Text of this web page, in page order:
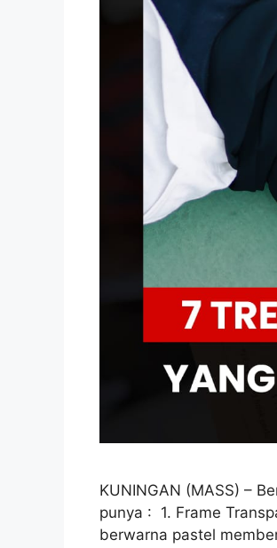
KUNINGAN (MASS) –
punya : 1. Frame
berwarna pastel